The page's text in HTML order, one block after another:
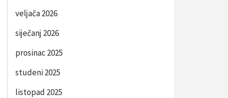
veljača 2026
siječanj 2026
prosinac 2025
studeni 2025
listopad 2025